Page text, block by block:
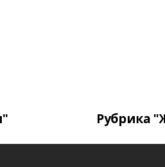
Рубрика